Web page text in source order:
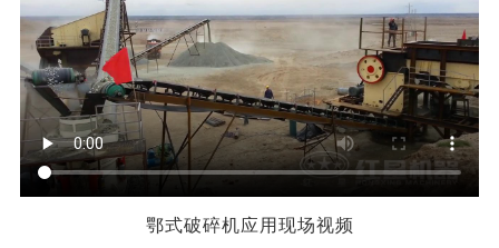
鄂式破碎机应用现场视频